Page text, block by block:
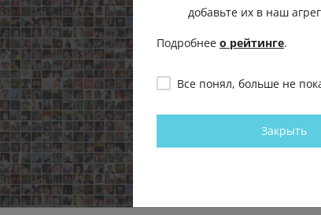
Пожаловаться
любит тусоваться?
Пожаловаться
добавьте их в наш
Подробнее о рейтинге.
Все понял, больше не
Закрыть